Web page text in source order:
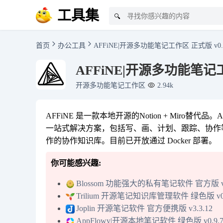
工具集 🔍
首页 办公工具 AFFiNE|开源多功能笔记工作区 正式版
AFFiNE|开源多功能笔记
开源多功能笔记工作区 2.94k
AFFiNE 是一款本地开源的Notion + Miro替代品
一站式解决方案，包括写、画、计划、跟踪、协
作的协作知识库。目前已开放通过 Docker 部署。
你可能感兴趣:
Blossom 功能强大的私有笔记软件 官方版
Trilium 开源笔记知识库管理软件 绿色版
Joplin 开源笔记软件 官方便携版 v3.3.12
AppFlowy|开源本地笔记软件 绿色版 v0.9.7